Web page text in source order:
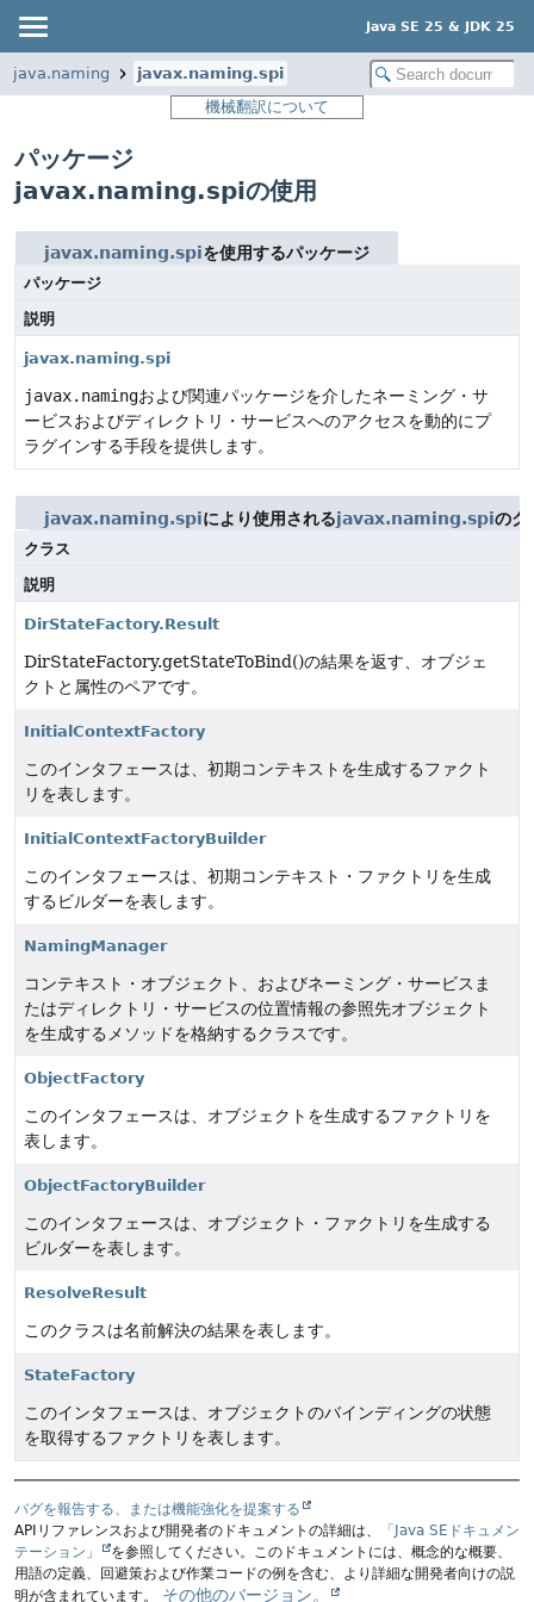
Java SE 25 & JDK 25
java.naming
javax.naming.spi
機械翻訳について
パッケージ
javax.naming.spiの使用
javax.naming.spiを使用するパッケージ
パッケージ
説明
javax.naming.spi
javax.namingおよび関連パッケージを介したネーミング・サ
ービスおよびディレクトリ・サービスへのアクセスを動的にプ
ラグインする手段を提供します。
javax.naming.spiにより使用されるjavax.naming.spiのク
クラス
説明
DirStateFactory.Result
DirStateFactory.getStateToBind()の結果を返す、オブジェ
クトと属性のペアです。
InitialContextFactory
このインタフェースは、初期コンテキストを生成するファクト
リを表します。
InitialContextFactoryBuilder
このインタフェースは、初期コンテキスト・ファクトリを生成
するビルダーを表します。
NamingManager
コンテキスト・オブジェクト、およびネーミング・サービスま
たはディレクトリ・サービスの位置情報の参照先オブジェクト
を生成するメソッドを格納するクラスです。
ObjectFactory
このインタフェースは、オブジェクトを生成するファクトリを
表します。
ObjectFactoryBuilder
このインタフェースは、オブジェクト・ファクトリを生成する
ビルダーを表します。
ResolveResult
このクラスは名前解決の結果を表します。
StateFactory
このインタフェースは、オブジェクトのバインディングの状態
を取得するファクトリを表します。
バグを報告する、または機能強化を提案する
APIリファレンスおよび開発者のドキュメントの詳細は、
「Java SEドキュメン
テーション」
を参照してください。このドキュメントには、概念的な概要、
用語の定義、回避策および作業コードの例を含む、より詳細な開発者向けの説
明が含まれています。
その他のバージョン。